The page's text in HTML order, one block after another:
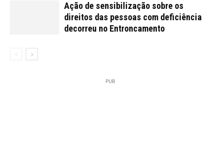
Ação de sensibilização sobre os
direitos das pessoas com deficiência
decorreu no Entroncamento
PUB